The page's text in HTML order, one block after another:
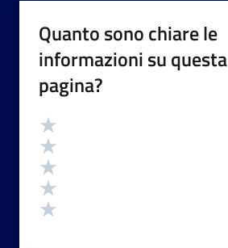
Quanto sono chiare le
informazioni su questa
pagina?
Valutazione